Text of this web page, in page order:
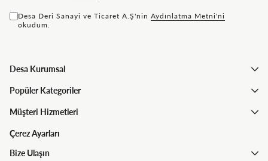
Desa Deri Sanayi ve Ticaret A.Ş'nin Aydınlatma Metni'ni
okudum.
Desa Kurumsal
Popüler Kategoriler
Müşteri Hizmetleri
Çerez Ayarları
Bize Ulaşın